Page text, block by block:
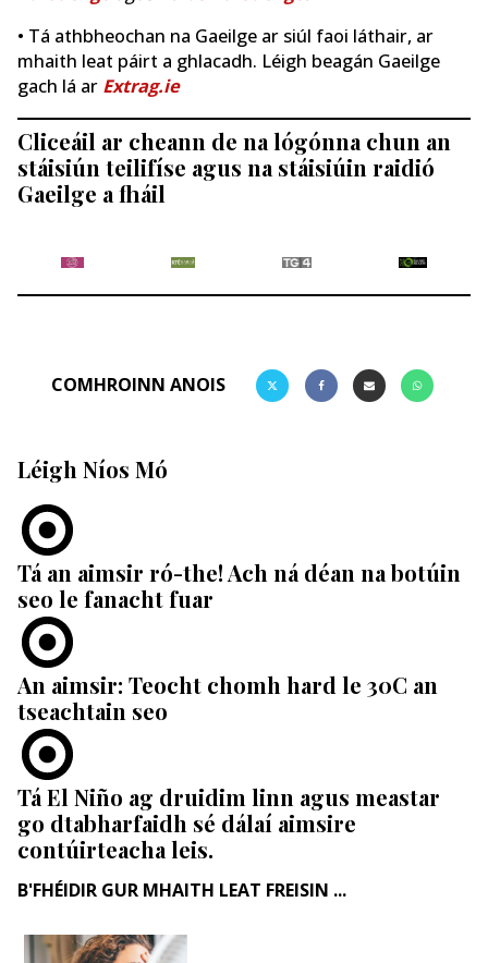
• Tá athbheochan na Gaeilge ar siúl faoi láthair, ar
mhaith leat páirt a ghlacadh. Léigh beagán Gaeilge
gach lá ar Extrag.ie
Cliceáil ar cheann de na lógónna chun an
stáisiún teilifíse agus na stáisiúin raidió
Gaeilge a fháil
COMHROINN ANOIS
Léigh Níos Mó
Tá an aimsir ró-the! Ach ná déan na botúin
seo le fanacht fuar
An aimsir: Teocht chomh hard le 30C an
tseachtain seo
Tá El Niño ag druidim linn agus meastar
go dtabharfaidh sé dálaí aimsire
contúirteacha leis.
B'FHÉIDIR GUR MHAITH LEAT FREISIN ...